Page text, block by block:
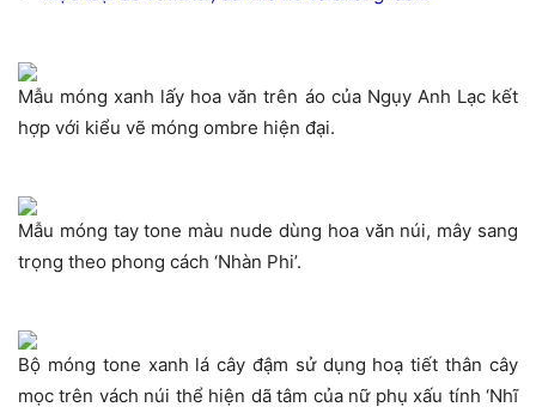
Mẫu móng xanh lấy hoa văn trên áo của Ngụy Anh Lạc kết
hợp với kiểu vẽ móng ombre hiện đại.
Mẫu móng tay tone màu nude dùng hoa văn núi, mây sang
trọng theo phong cách ‘Nhàn Phi’.
Bộ móng tone xanh lá cây đậm sử dụng hoạ tiết thân cây
mọc trên vách núi thể hiện dã tâm của nữ phụ xấu tính ‘Nhĩ